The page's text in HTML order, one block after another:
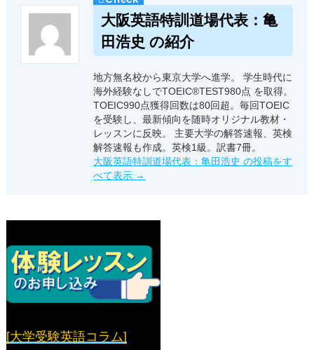
大阪英語特訓道場代表：亀
田浩史 の紹介
地方無名校から東京大学へ進学。 学生時代に
海外経験なしでTOEIC®TEST980点 を取得。
TOEIC990点獲得回数は80回超。毎回TOEIC
を受験し、最新傾向を随時オリジナル教材・
レッスンに反映。 主要大学の解答速報、英検
解答速報も作成。英検1級。訳書7冊。
大阪英語特訓道場代表：亀田浩史 の投稿をす
べて表示 →
[大学受験英語コラム]